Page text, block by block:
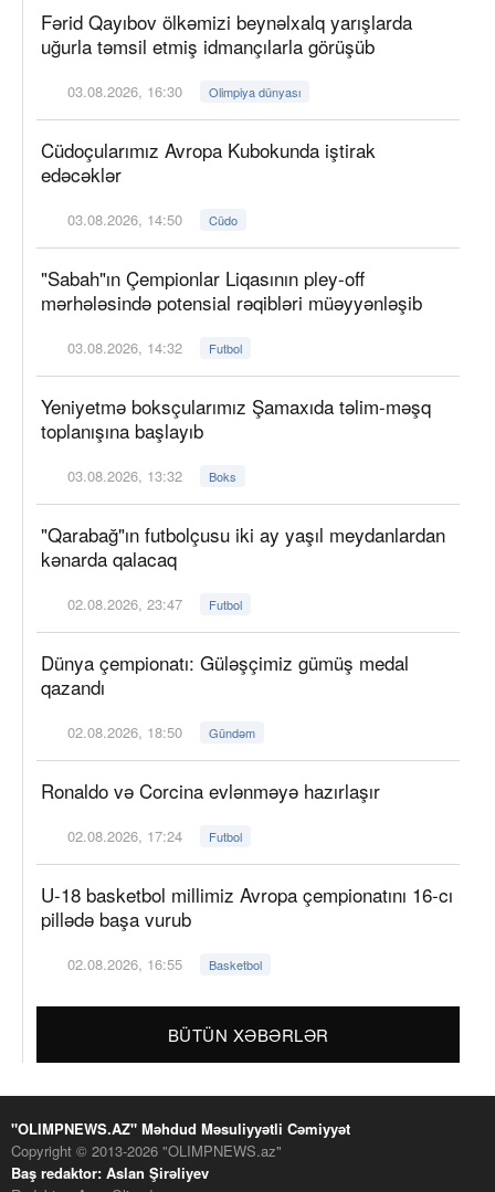
Fərid Qayıbov ölkəmizi beynəlxalq yarışlarda
uğurla təmsil etmiş idmançılarla görüşüb
03.08.2026, 16:30 Olimpiya dünyası
Cüdoçularımız Avropa Kubokunda iştirak
edəcəklər
03.08.2026, 14:50 Cüdo
"Sabah"ın Çempionlar Liqasının pley-off
mərhələsində potensial rəqibləri müəyyənləşib
03.08.2026, 14:32 Futbol
Yeniyetmə boksçularımız Şamaxıda təlim-məşq
toplanışına başlayıb
03.08.2026, 13:32 Boks
"Qarabağ"ın futbolçusu iki ay yaşıl meydanlardan
kənarda qalacaq
02.08.2026, 23:47 Futbol
Dünya çempionatı: Güləşçimiz gümüş medal
qazandı
02.08.2026, 18:50 Gündəm
Ronaldo və Corcina evlənməyə hazırlaşır
02.08.2026, 17:24 Futbol
U-18 basketbol millimiz Avropa çempionatını 16-cı
pillədə başa vurub
02.08.2026, 16:55 Basketbol
BÜTÜN XƏBƏRLƏR
"OLIMPNEWS.AZ" Məhdud Məsuliyyətli Cəmiyyət
Copyright © 2013-2026 "OLIMPNEWS.az"
Baş redaktor: Aslan Şirəliyev